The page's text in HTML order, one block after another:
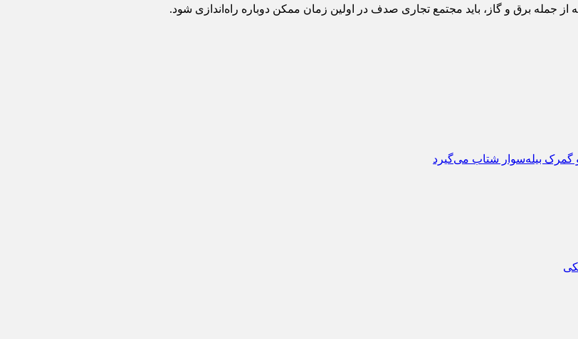
جمله برق و گاز، باید مجتمع تجاری صدف در اولین زمان ممکن دوباره راه‌اندازی شود.
گمرک بیله‌سوار شتاب می‌گیرد